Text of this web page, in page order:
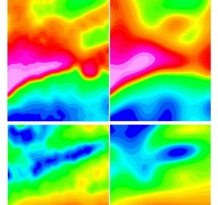
航空重
海洋
仪
1海洋
重力仪
水下动态
重力仪
它
用
例
南
空
重
力
测
量
南
载
重
力
测
量
木
船
载
重
力
测
量
海
号
船
载
试
验
资
品
资
料
下
载
献
资
料
下
载
新
闻
中
心
公
关